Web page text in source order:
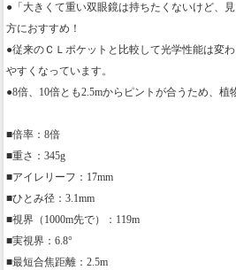
●「大きくて重い双眼鏡は持ちたくないけど、
方におすすめ！
●従来のＣＬポケットと比較して光学性能は変
やすくなっています。
●8倍、10倍とも2.5mからピントが合うため、植
■倍率：8倍
■重さ：345g
■アイレリーフ：17mm
■ひとみ径：3.1mm
■視界（1000m先で）：119m
■実視界：6.8°
■最短合焦距離：2.5m